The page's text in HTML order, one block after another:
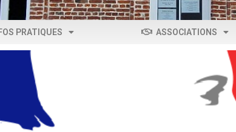
PRATIQUES ASSOCIATIONS